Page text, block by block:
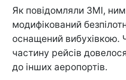
Як повідомляли ЗМІ,
модифікований
оснащений вибухівкою.
частину рейсів
до інших аеропортів.